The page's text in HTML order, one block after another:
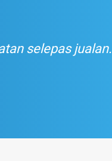
selepas jualan.